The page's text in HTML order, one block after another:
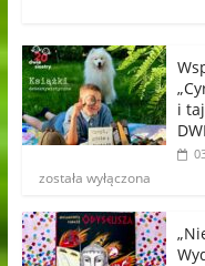
i
została wyłączona